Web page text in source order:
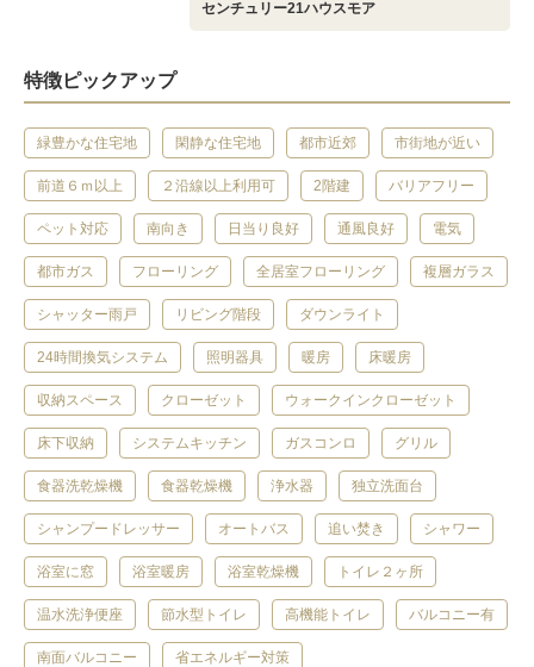
センチュリー21ハウスモア
特徴ピックアップ
緑豊かな住宅地 閑静な住宅地 都市近郊 市街地が近い
前道６ｍ以上 ２沿線以上利用可 2階建 バリアフリー
ペット対応 南向き 日当り良好 通風良好 電気
都市ガス フローリング 全居室フローリング 複層ガラス
シャッター雨戸 リビング階段 ダウンライト
24時間換気システム 照明器具 暖房 床暖房
収納スペース クローゼット ウォークインクローゼット
床下収納 システムキッチン ガスコンロ グリル
食器洗乾燥機 食器乾燥機 浄水器 独立洗面台
シャンプードレッサー オートバス 追い焚き シャワー
浴室に窓 浴室暖房 浴室乾燥機 トイレ２ヶ所
温水洗浄便座 節水型トイレ 高機能トイレ バルコニー有
南面バルコニー 省エネルギー対策